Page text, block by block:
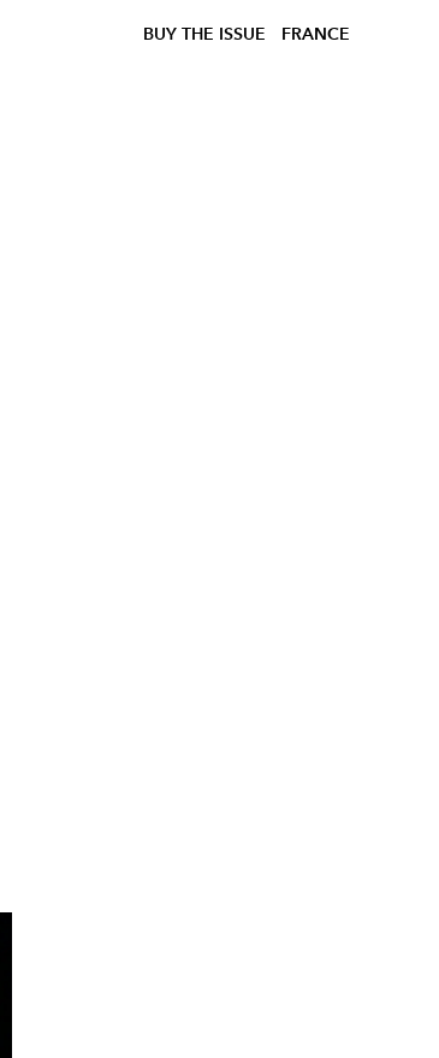
BUY THE ISSUE FRANCE